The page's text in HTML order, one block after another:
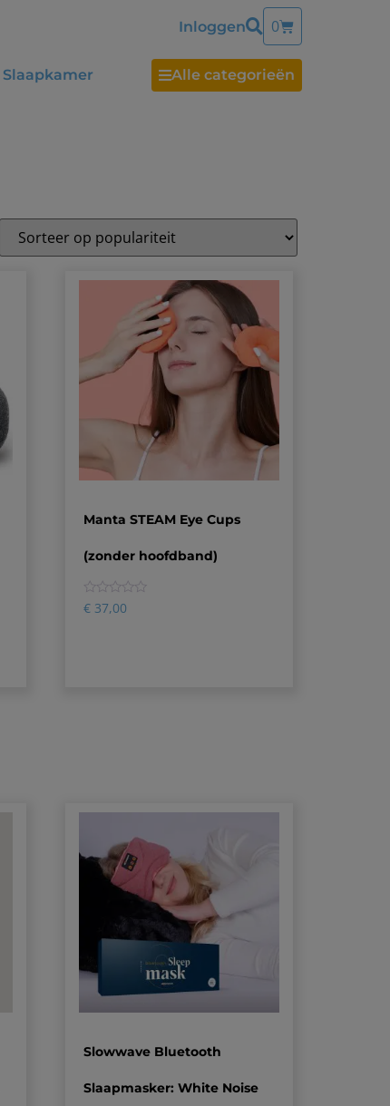
Inloggen 0
Slaapkamer Alle categorieën
Manta STEAM Eye Cups
(zonder hoofdband)
0
€ 37,00
Slowwave Bluetooth
Slaapmasker: White Noise